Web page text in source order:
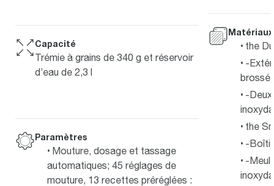
Capacité
Trémie à grains de 340 g et réservoir
d’eau de 2,3 l
Paramètres
Mouture, dosage et tassage
automatiques; 45 réglages de
mouture, 13 recettes préréglées :
Matériaux
the
-
brossé
-Deux
the
-
-